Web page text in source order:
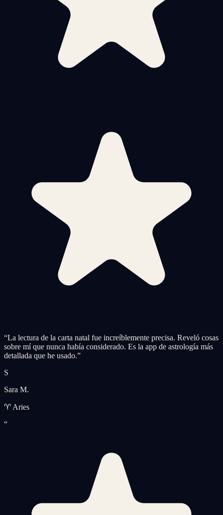
“La lectura de la carta natal fue increíblemente precisa. Reveló cosas
sobre mí que nunca había considerado. Es la app de astrología más
detallada que he usado.”
S
Sara M.
♈ Aries
“